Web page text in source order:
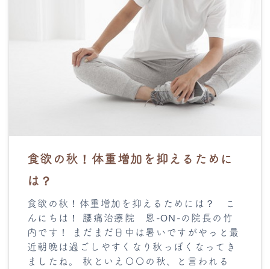
食欲の秋！体重増加を抑えるために
は？
食欲の秋！体重増加を抑えるためには？ こ
んにちは！ 腰痛治療院 恩-ON-の院長の竹
内です！ まだまだ日中は暑いですがやっと最
近朝晩は過ごしやすくなり秋っぽくなってき
ましたね。 秋といえ〇〇の秋、と言われる